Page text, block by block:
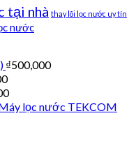
tại nhà thay lõi lọc nước uy tín
nước
₫500,000
lọc nước TEKCOM